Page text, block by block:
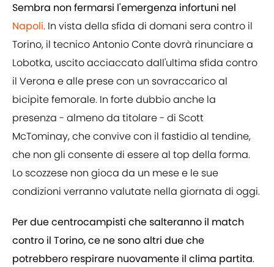
Sembra non fermarsi l'emergenza infortuni nel
Napoli. In vista della sfida di domani sera contro il
Torino, il tecnico Antonio Conte dovrà rinunciare a
Lobotka, uscito acciaccato dall'ultima sfida contro
il Verona e alle prese con un sovraccarico al
bicipite femorale. In forte dubbio anche la
presenza - almeno da titolare - di Scott
McTominay, che convive con il fastidio al tendine,
che non gli consente di essere al top della forma.
Lo scozzese non gioca da un mese e le sue
condizioni verranno valutate nella giornata di oggi.
Per due centrocampisti che salteranno il match
contro il Torino, ce ne sono altri due che
potrebbero respirare nuovamente il clima partita.